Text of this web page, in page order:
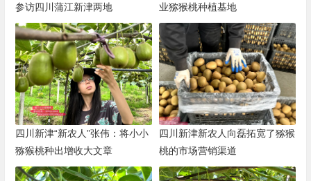
参访四川蒲江新津两地
业猕猴桃种植基地
四川新津“新农人”张伟：将小小
猕猴桃种出增收大文章
四川新津新农人向磊拓宽了猕猴
桃的市场营销渠道